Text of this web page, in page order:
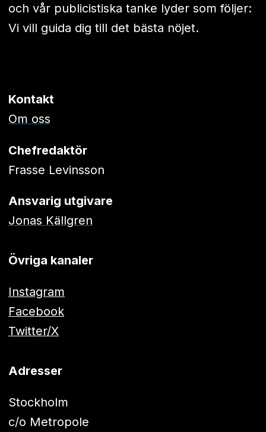
och vår publicistiska tanke lyder som följer:
Vi vill guida dig till det bästa nöjet.
Kontakt
Om oss
Chefredaktör
Frasse Levinsson
Ansvarig utgivare
Jonas Källgren
Övriga kanaler
Instagram
Facebook
Twitter/X
Adresser
Stockholm
c/o Metropole